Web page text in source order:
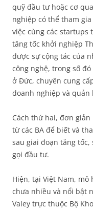
quỹ đầu tư hoặc cơ
nghiệp có thể tham
việc cùng các startups
tăng tốc khởi nghiệp
được sự cộng tác của
công nghệ, trong số
ở Đức, chuyên cung
doanh nghiệp và quản
Cách thứ hai, đơn
từ các BA để biết và
sau giai đoạn tăng
gọi đầu tư.
Hiện, tại Việt Nam,
chưa nhiều và nổi bật
Valey trực thuộc Bộ